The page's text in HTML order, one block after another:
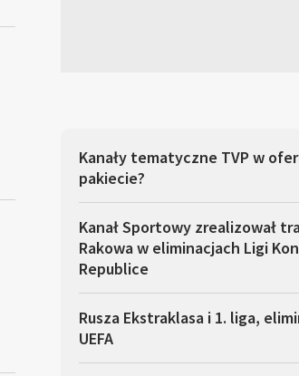
Kanały tematyczne TVP w
pakiecie?
Kanał Sportowy zrealizował
Rakowa w eliminacjach Ligi
Republice
Rusza Ekstraklasa i 1. liga,
UEFA